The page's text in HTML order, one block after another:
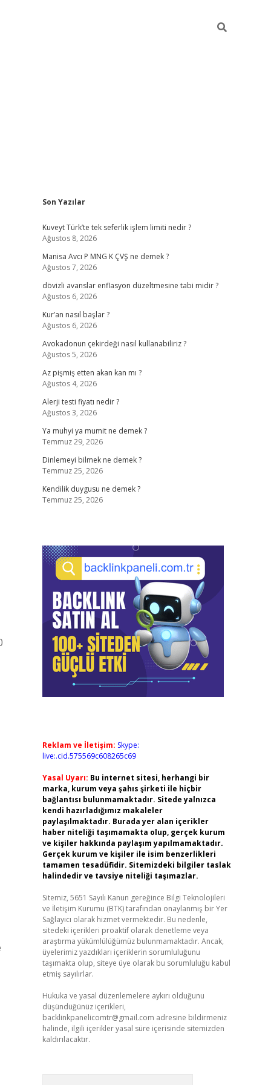
Sidebar
Son Yazılar
Kuveyt Türk’te tek seferlik işlem limiti nedir ?
Ağustos 8, 2026
Manisa Avcı P MNG K ÇVŞ ne demek ?
Ağustos 7, 2026
dövizli avanslar enflasyon düzeltmesine tabi midir ?
Ağustos 6, 2026
Kur’an nasıl başlar ?
Ağustos 6, 2026
Avokadonun çekirdeği nasıl kullanabiliriz ?
Ağustos 5, 2026
Az pişmiş etten akan kan mı ?
Ağustos 4, 2026
Alerji testi fiyatı nedir ?
Ağustos 3, 2026
Ya muhyi ya mumit ne demek ?
Temmuz 29, 2026
Dinlemeyi bilmek ne demek ?
Temmuz 25, 2026
Kendilik duygusu ne demek ?
Temmuz 25, 2026
Reklam ve İletişim: Skype:
live:.cid.575569c608265c69
Yasal Uyarı: Bu internet sitesi, herhangi bir
marka, kurum veya şahıs şirketi ile hiçbir
bağlantısı bulunmamaktadır. Sitede yalnızca
kendi hazırladığımız makaleler
paylaşılmaktadır. Burada yer alan içerikler
haber niteliği taşımamakta olup, gerçek kurum
ve kişiler hakkında paylaşım yapılmamaktadır.
Gerçek kurum ve kişiler ile isim benzerlikleri
tamamen tesadüfidir. Sitemizdeki bilgiler taslak
halindedir ve tavsiye niteliği taşımazlar.
Sitemiz, 5651 Sayılı Kanun gereğince Bilgi Teknolojileri
ve İletişim Kurumu (BTK) tarafından onaylanmış bir Yer
Sağlayıcı olarak hizmet vermektedir. Bu nedenle,
sitedeki içerikleri proaktif olarak denetleme veya
araştırma yükümlülüğümüz bulunmamaktadır. Ancak,
üyelerimiz yazdıkları içeriklerin sorumluluğunu
taşımakta olup, siteye üye olarak bu sorumluluğu kabul
etmiş sayılırlar.
Hukuka ve yasal düzenlemelere aykırı olduğunu
düşündüğünüz içerikleri,
backlinkpanelicomtr@gmail.com adresine bildirmeniz
halinde, ilgili içerikler yasal süre içerisinde sitemizden
kaldırılacaktır.